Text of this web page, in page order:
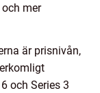
mer
är prisnivån,
och Series 3